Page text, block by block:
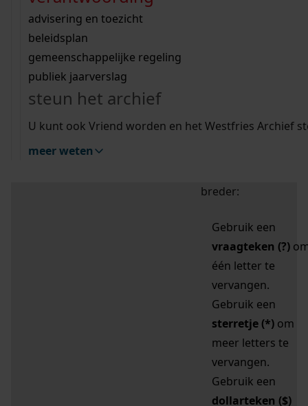
bouwvergunningen
omgevingsvergunningen
vergunningen
beeld en geluid
uitleg nodig?
Wij helpen u op weg met een aantal zoektips.
bekijk alle zoektips
Wij helpen u op weg met een aantal zoektips.
bekijk alle zoektips
bekijk ons geschiedenislokaal
advisering en toezicht
beleidsplan
gemeenschappelijke regeling
publiek jaarverslag
steun het archief
U kunt ook Vriend worden en het Westfries Archief
meer weten
zoektips
Mijn Studiezaal (inloggen)
uw zoekopdracht te
breder:
Gebruik een
vraagteken (?)
één letter te
vervangen.
Gebruik een
sterretje (*) om
meer letters te
vervangen.
Gebruik een
dollarteken ($)